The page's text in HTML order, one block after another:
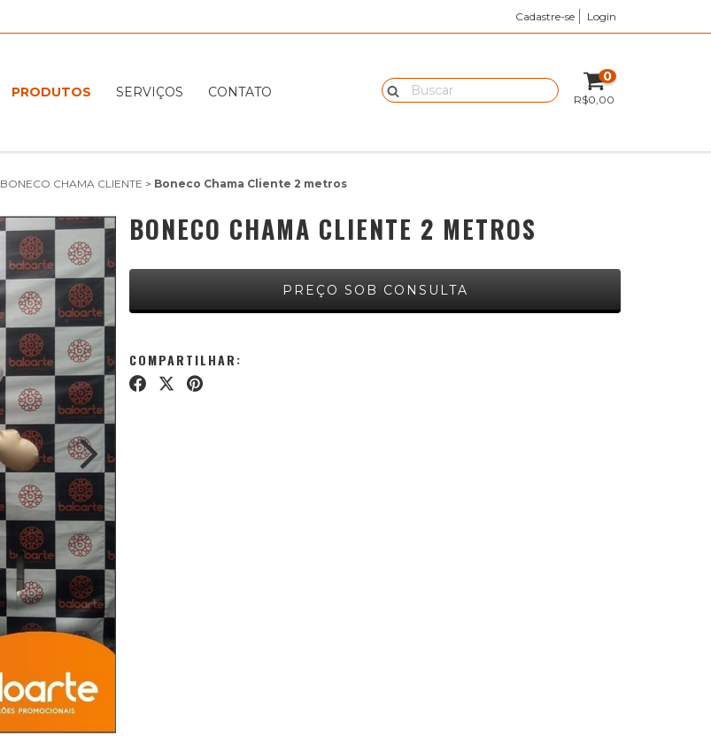
Cadastre-se Login
PRODUTOS SERVIÇOS CONTATO
0
R$0,00
BONECO CHAMA CLIENTE > Boneco Chama Cliente 2 metros
BONECO CHAMA CLIENTE 2 METROS
COMPARTILHAR: